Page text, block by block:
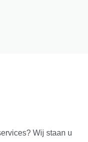
Wij staan u